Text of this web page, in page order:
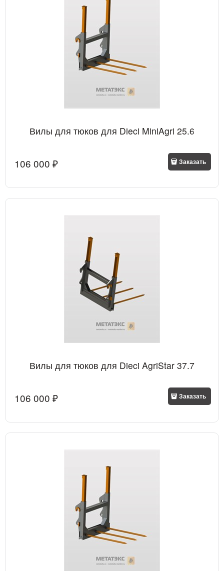
Вилы для тюков для Dieci MiniAgri 25.6
106 000 ₽ Заказать
Вилы для тюков для Dieci AgriStar 37.7
106 000 ₽ Заказать